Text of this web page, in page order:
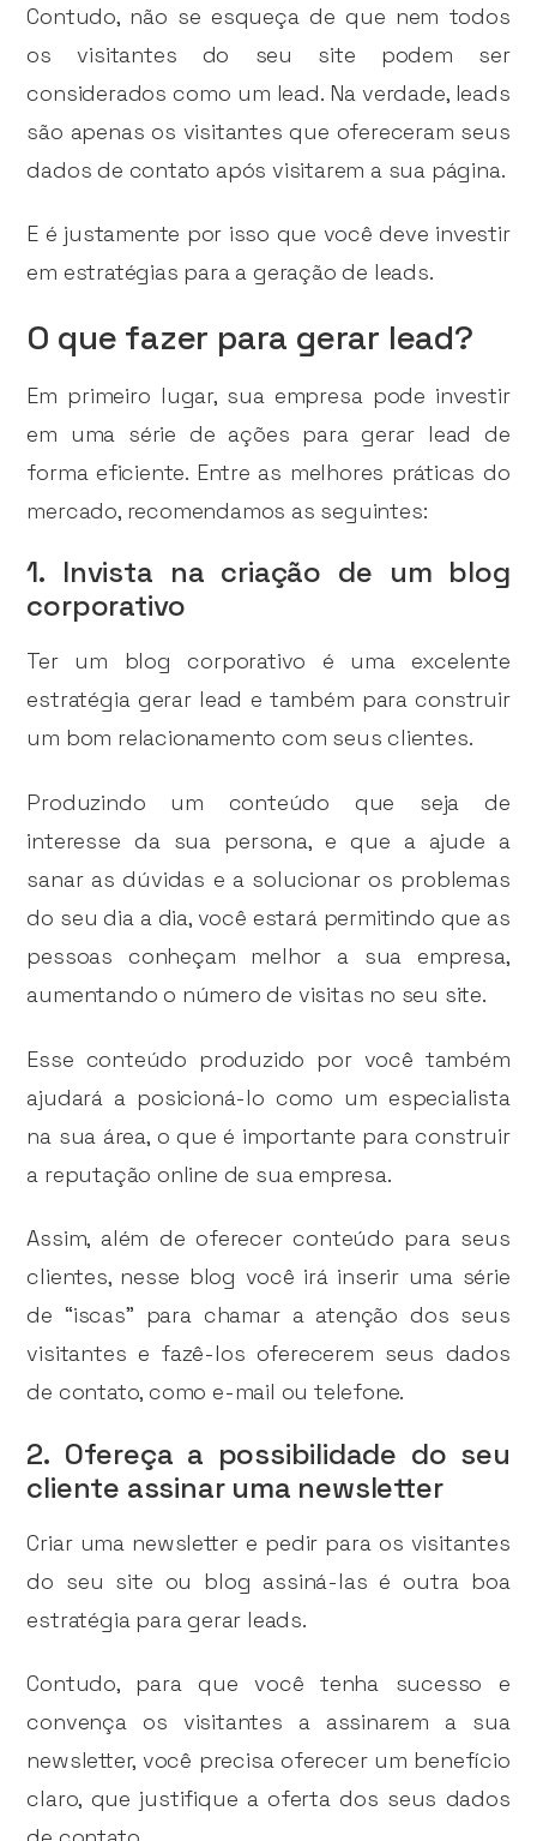
Contudo, não se esqueça de que nem todos
os visitantes do seu site podem ser
considerados como um lead. Na verdade, leads
são apenas os visitantes que ofereceram seus
dados de contato após visitarem a sua página.
E é justamente por isso que você deve investir
em estratégias para a geração de leads.
O que fazer para gerar lead?
Em primeiro lugar, sua empresa pode investir
em uma série de ações para gerar lead de
forma eficiente. Entre as melhores práticas do
mercado, recomendamos as seguintes:
1. Invista na criação de um blog
corporativo
Ter um blog corporativo é uma excelente
estratégia gerar lead e também para construir
um bom relacionamento com seus clientes.
Produzindo um conteúdo que seja de
interesse da sua persona, e que a ajude a
sanar as dúvidas e a solucionar os problemas
do seu dia a dia, você estará permitindo que as
pessoas conheçam melhor a sua empresa,
aumentando o número de visitas no seu site.
Esse conteúdo produzido por você também
ajudará a posicioná-lo como um especialista
na sua área, o que é importante para construir
a reputação online de sua empresa.
Assim, além de oferecer conteúdo para seus
clientes, nesse blog você irá inserir uma série
de “iscas” para chamar a atenção dos seus
visitantes e fazê-los oferecerem seus dados
de contato, como e-mail ou telefone.
2. Ofereça a possibilidade do seu
cliente assinar uma newsletter
Criar uma newsletter e pedir para os visitantes
do seu site ou blog assiná-las é outra boa
estratégia para gerar leads.
Contudo, para que você tenha sucesso e
convença os visitantes a assinarem a sua
newsletter, você precisa oferecer um benefício
claro, que justifique a oferta dos seus dados